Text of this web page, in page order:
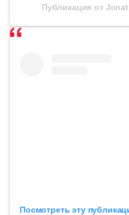
Публикация от
Посмотреть эту